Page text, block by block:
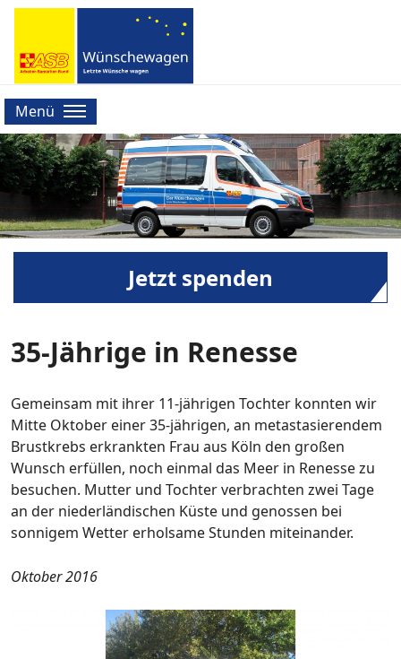
Menü
Jetzt spenden
35-Jährige in Renesse
Gemeinsam mit ihrer 11-jährigen Tochter konnten wir
Mitte Oktober einer 35-jährigen, an metastasierendem
Brustkrebs erkrankten Frau aus Köln den großen
Wunsch erfüllen, noch einmal das Meer in Renesse zu
besuchen. Mutter und Tochter verbrachten zwei Tage
an der niederländischen Küste und genossen bei
sonnigem Wetter erholsame Stunden miteinander.
Oktober 2016